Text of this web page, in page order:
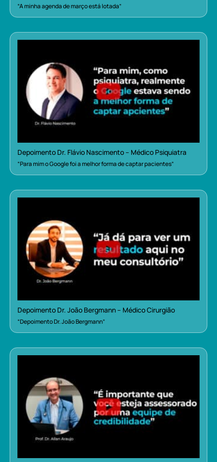
“A minha agenda de março está lotada”
Depoimento Dr. Flávio Nascimento – Médico Psiquiatra
“Para mim o Google foi a melhor forma de captar pacientes”
Depoimento Dr. João Bergmann – Médico Cirurgião
“Depoimento Dr. João Bergmann”